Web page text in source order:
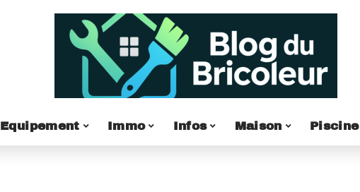
Equipement Immo Infos Maison Piscine